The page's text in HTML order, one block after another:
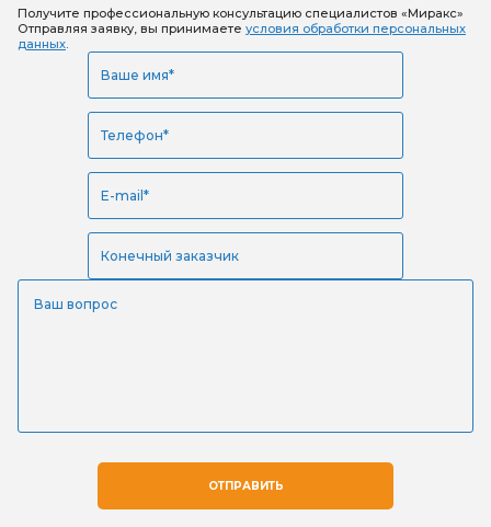
Получите профессиональную консультацию специалистов «Миракс»
Отправляя заявку, вы принимаете условия обработки персональных
данных.
ОТПРАВИТЬ